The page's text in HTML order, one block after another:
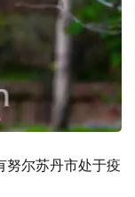
努尔苏丹市处于疫